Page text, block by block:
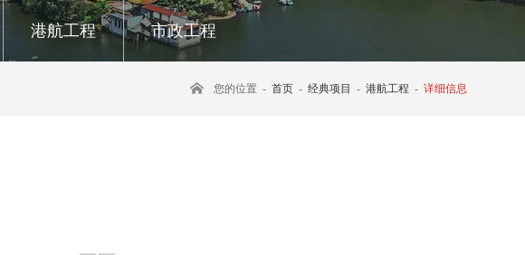
港航工程 市政工程
您的位置 - 首页 - 经典项目 - 港航工程 - 详细信息